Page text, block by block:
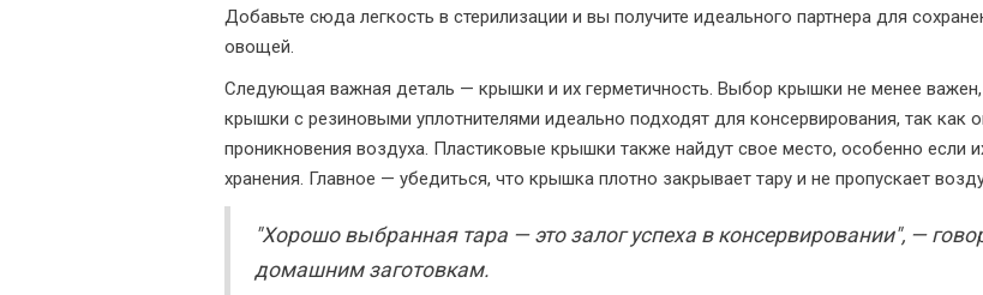
Добавьте сюда легкость в стерилизации и вы получите идеального партнера для
овощей.
Следующая важная деталь — крышки и их герметичность. Выбор крышки не менее
крышки с резиновыми уплотнителями идеально подходят для консервирования, так как
проникновения воздуха. Пластиковые крышки также найдут свое место, особенно если
хранения. Главное — убедиться, что крышка плотно закрывает тару и не пропускает
"Хорошо выбранная тара — это залог успеха в консервировании", —
домашним заготовкам.